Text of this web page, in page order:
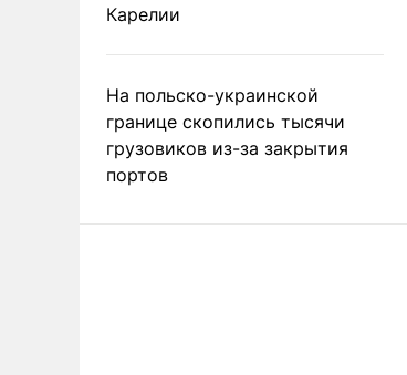
Карелии
На польско-украинской
границе скопились тысячи
грузовиков из-за закрытия
портов